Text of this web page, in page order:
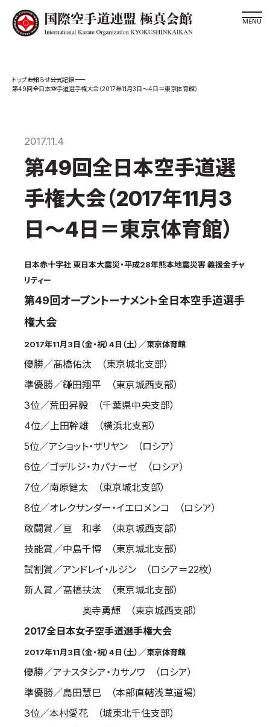
スケジュール
松井章奎館長 紹介
極真の歴史
極真会館のご案内
極真会館の概要
各委員会紹介
お知らせ
支部からのお知らせ
公式大会
公式記録
試合規則
入門のご案内
青少年部・保護者の方へ
一般の部・壮年部の方
会員制度
取材のお申し込み
よくある質問
本サイトについて
プライバシーポリシー
サイトマップ
Language
日本語
English
お知らせ公式記録
第49回全日本空手道選手権大会（2017年11月3日～4日＝東京体育館）
2017.11.4
第49回全日本空手道選
手権大会（2017年11月3
日～4日＝東京体育館）
日本赤十字社 東日本大震災・平成28年熊本地震災害 義援金チャ
リティー
第49回オープントーナメント全日本空手道選手
権大会
2017年11月3日（金・祝）4日（土）／東京体育館
優勝／髙橋佑汰 （東京城北支部）
準優勝／鎌田翔平 （東京城西支部）
3位／荒田昇毅 （千葉県中央支部）
4位／上田幹雄 （横浜北支部）
5位／アショット・ザリヤン （ロシア）
6位／ゴデルジ・カパナーゼ （ロシア）
7位／南原健太 （東京城北支部）
8位／オレクサンダー・イエロメンコ （ロシア）
敢闘賞／亘 和孝 （東京城西支部）
技能賞／中島千博 （東京城北支部）
試割賞／アンドレイ・ルジン （ロシア＝22枚）
新人賞／髙橋扶汰 （東京城北支部）
奥寺勇輝 （東京城西支部）
2017全日本女子空手道選手権大会
2017年11月3日（金・祝）4日（土）／東京体育館
優勝／アナスタシア・カサノワ （ロシア）
準優勝／島田慧巳 （本部直轄浅草道場）
3位／本村愛花 （城東北千住支部）